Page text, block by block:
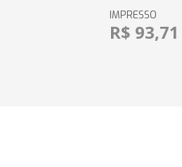
IMPRESSO
R$ 93,71